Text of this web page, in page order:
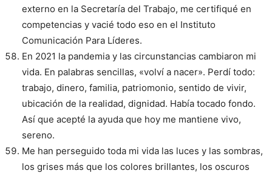
externo en la Secretaría del Trabajo, me certifiqué en
competencias y vacié todo eso en el Instituto
Comunicación Para Líderes.
En 2021 la pandemia y las circunstancias cambiaron mi
vida. En palabras sencillas, «volví a nacer». Perdí todo:
trabajo, dinero, familia, patriomonio, sentido de vivir,
ubicación de la realidad, dignidad. Había tocado fondo.
Así que acepté la ayuda que hoy me mantiene vivo,
sereno.
Me han perseguido toda mi vida las luces y las sombras,
los grises más que los colores brillantes, los oscuros